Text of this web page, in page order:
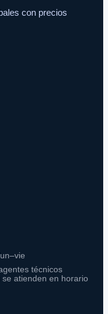
con precios
técnicos
atienden en horario